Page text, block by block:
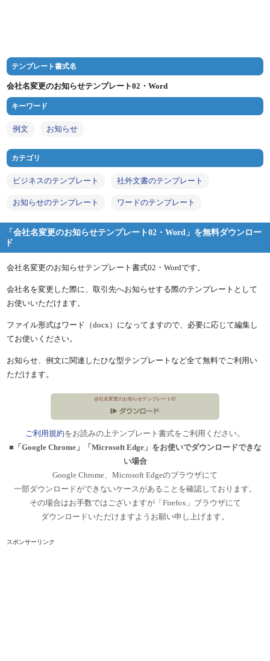
テンプレート書式名
会社名変更のお知らせテンプレート02・Word
キーワード
例文 お知らせ
カテゴリ
ビジネスのテンプレート 社外文書のテンプレート
お知らせのテンプレート ワードのテンプレート
「会社名変更のお知らせテンプレート02・Word」を無料ダウンロー
ド
会社名変更のお知らせテンプレート書式02・Wordです。
会社名を変更した際に、取引先へお知らせする際のテンプレートとして
お使いいただけます。
ファイル形式はワード（docx）になってますので、必要に応じて編集し
てお使いください。
お知らせ、例文に関連したひな型テンプレートなど全て無料でご利用い
ただけます。
会社名変更のお知らせテンプレート02
ご利用規約をお読みの上テンプレート書式をご利用ください。
■「Google Chrome」「Microsoft Edge」をお使いでダウンロードできな
い場合
Google Chrome、Microsoft Edgeのブラウザにて
一部ダウンロードができないケースがあることを確認しております。
その場合はお手数ではございますが「Firefox」ブラウザにて
ダウンロードいただけますようお願い申し上げます。
スポンサーリンク